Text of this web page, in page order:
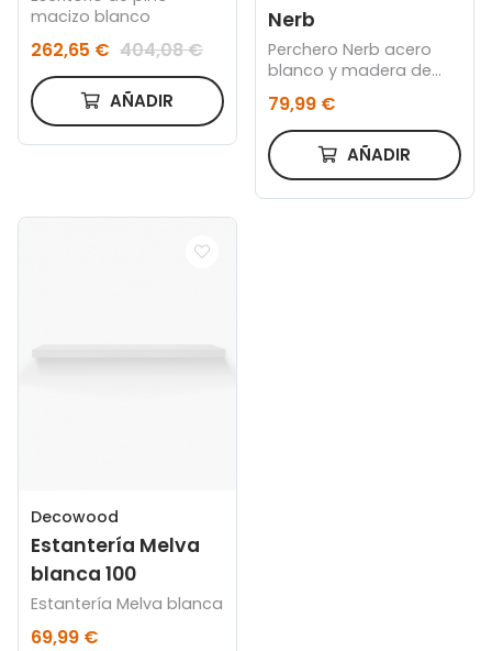
macizo blanco
262,65 € 404,08 €
AÑADIR
Nerb
Perchero Nerb acero
blanco y madera de
caucho natural 175 cm
79,99 €
AÑADIR
Decowood
Estantería Melva
blanca 100
Estantería Melva blanca
69,99 €